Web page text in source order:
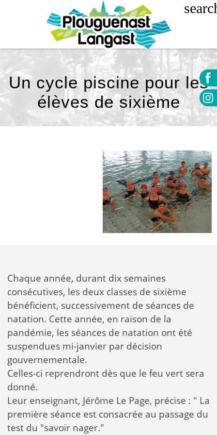
Un cycle piscine pour les
élèves de sixième
Chaque année, durant dix semaines
consécutives, les deux classes de sixième
bénéficient, successivement de séances de
natation. Cette année, en raison de la
pandémie, les séances de natation ont été
suspendues mi-janvier par décision
gouvernementale.
Celles-ci reprendront dès que le feu vert sera
donné.
Leur enseignant, Jérôme Le Page, précise : " La
première séance est consacrée au passage du
test du "savoir nager."